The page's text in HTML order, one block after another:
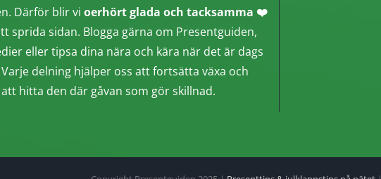
Därför blir vi oerhört glada och tacksamma ❤️
sprida sidan. Blogga gärna om Presentguiden,
eller tipsa dina nära och kära när det är dags
delning hjälper oss att fortsätta växa och
hitta den där gåvan som gör skillnad.